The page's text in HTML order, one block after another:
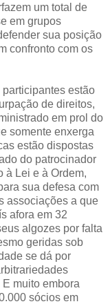
um total de
em grupos
sua posição
confronto com os
estão
de direitos,
em prol do
somente enxerga
estão dispostas
do patrocinador
à Lei e à Ordem,
sua defesa com
associações a que
afora em 32
algozes por falta
geridas sob
se dá por
muito embora
sócios em